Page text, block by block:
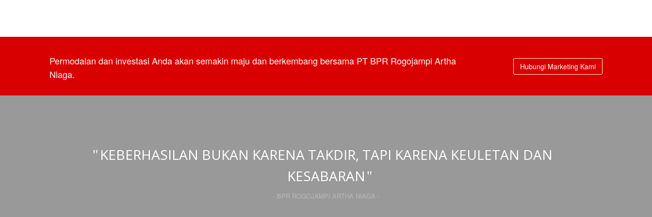
Permodalan dan investasi Anda akan semakin maju dan berkembang bersama PT BPR Rogojampi Artha
Niaga.
Hubungi Marketing Kami
KEBERHASILAN BUKAN KARENA TAKDIR, TAPI KARENA KEULETAN DAN
KESABARAN
- BPR ROGOJAMPI ARTHA NIAGA -